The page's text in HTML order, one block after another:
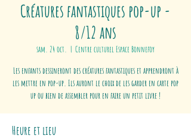
Créatures fantastiques pop-up -
8/12 ans
sam. 24 oct.
  |
Centre culturel Espace Bonnefoy
Les enfants dessineront des créatures fantastiques et apprendront à
les mettre en pop-up. Ils auront le choix de les garder en carte pop
up ou bien de assembler pour en faire un petit livre !
Heure et lieu